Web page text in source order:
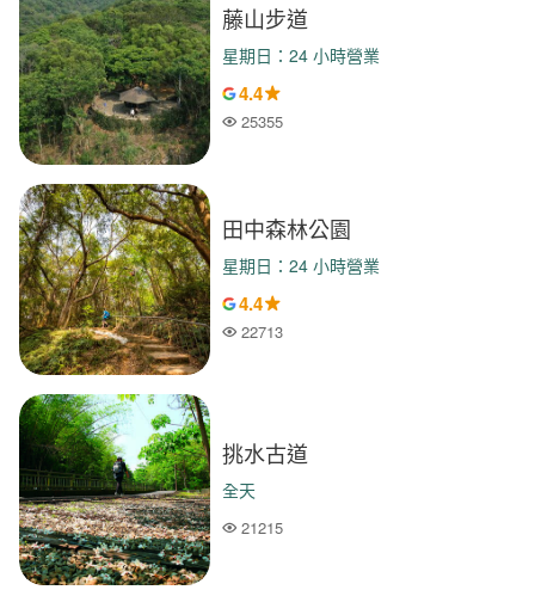
藤山步道
星期日：24 小時營業
4.4
人氣
25355
田中森林公園
星期日：24 小時營業
4.4
人氣
22713
挑水古道
全天
人氣
21215